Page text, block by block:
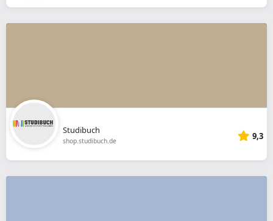
Studibuch
shop.studibuch.de 9,3